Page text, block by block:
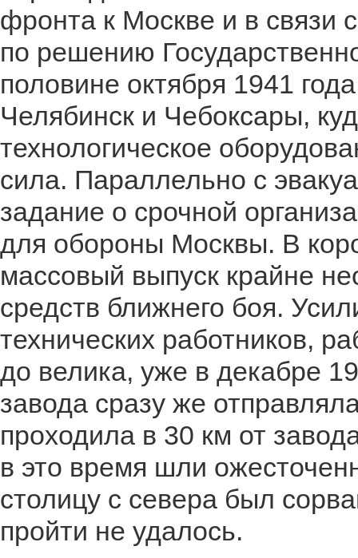
фронта к Москве и в связи
по решению
половине октября 1941
Челябинск и Чебоксары,
технологическое
сила. Параллельно с
задание о срочной
для обороны Москвы. В
массовый выпуск крайне
средств ближнего боя.
технических работников,
до велика, уже в декабре
завода сразу же
проходила в 30 км от
в это время шли
столицу с севера был
пройти не удалось.